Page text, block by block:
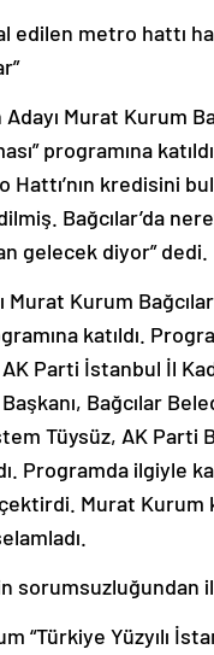
edilen metro hattı
Murat Kurum
programına
Hattı’nın kredisini
Bağcılar’da
gelecek diyor” dedi.
Kurum
katıldı.
Parti İstanbul İl
Bağcılar
Tüysüz, AK Parti
Programda ilgiyle
Murat Kurum
sorumsuzluğundan
“Türkiye Yüzyılı